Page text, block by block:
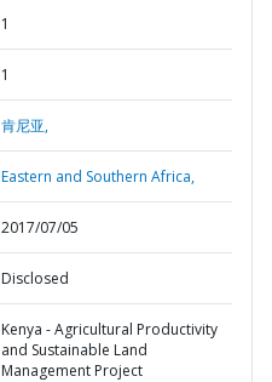
1
1
肯尼亚,
Eastern and Southern Africa,
2017/07/05
Disclosed
Kenya - Agricultural Productivity
and Sustainable Land
Management Project